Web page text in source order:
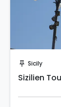
push_pin Sicily
Sizilien